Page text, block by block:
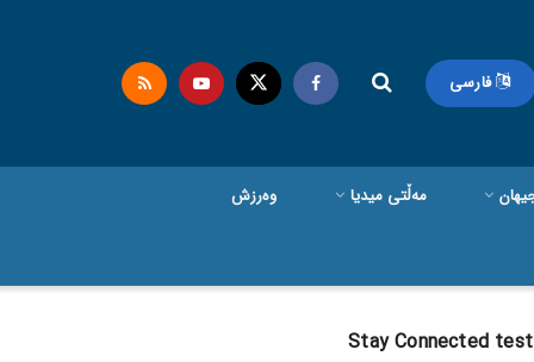
فارسی
مەڵتی میدیا وەرزش
Stay Connected test